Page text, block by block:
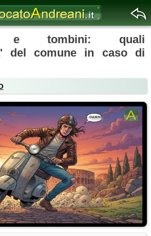
e tombini: quali
del comune in caso di